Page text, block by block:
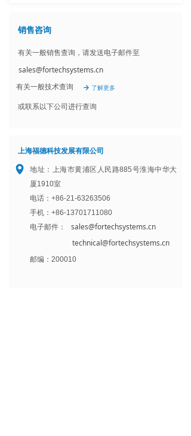
销售咨询
有关一般销售查询，请发送电子邮件至
sales@fortechsystems.cn
녒 了解更多
有关一般技术查询
或联系以下公司进行查询
넹
上海福德科技发展有限公司
地址：上海市黄浦区人民路885号淮海中华大
厦1910室
电话：+86-21-63263506
手机：+86-13701711080
电子邮件：
邮编：200010
sales@fortechsystems.cn
technical@fortechsystems.cn